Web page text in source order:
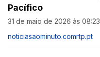
Pacífico
31 de maio de 2026 às 08:23
noticiasaominuto.comrtp.pt